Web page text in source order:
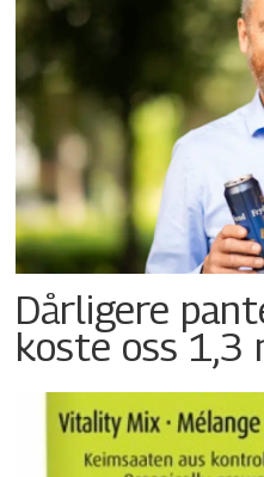
Dårligere
koste oss 1,3